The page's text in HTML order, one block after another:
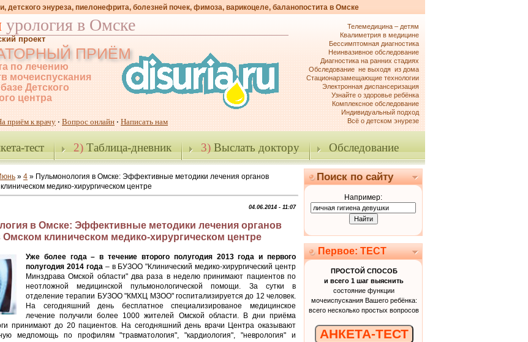
детского энуреза, пиелонефрита, болезней почек, фимоза, варикоцеле, баланопостита в Омске
урология в Омске
проект
ПРИЁМ
по лечению
мочеиспускания
Детского
центра
приём к врачу · Вопрос онлайн · Написать нам
Телемедицина – детям
Квалиметрия в медицине
Бессимптомная диагностика
Неинвазивное обследование
Диагностика на ранних стадиях
Обследование не выходя из дома
Стационарзамещающие технологии
Электронная диспансеризация
Узнайте о здоровье ребёнка
Комплексное обследование
Индивидуальный подход
Всё о детском энурезе
тест 2)Таблица-дневник 3)Выслать доктору Обследование
» 4 » Пульмонология в Омске: Эффективные методики лечения органов
медико-хирургическом центре
04.06.2014 - 11:07
в Омске: Эффективные методики лечения органов
клиническом медико-хирургическом центре
Уже более года – в течение второго полугодия 2013 года и первого
полугодия 2014 года– в БУЗОО "Клинический медико-хирургический центр
Минздрава Омской области" два раза в неделю принимают пациентов по
неотложной медицинской пульмонологической помощи. За сутки в
отделение терапии БУЗОО "КМХЦ МЗОО" госпитализируется до 12 человек.
На сегодняшний день бесплатное специализированое медицинское
лечение получили более 1000 жителей Омской области. В дни приёма
принимают до 20 пациентов. На сегодняшний день врачи Центра оказывают
медпомощь по профилям "травматология", "кардиология", "неврология" и
Поиск по сайту
Например:
Первое: ТЕСТ
ПРОСТОЙ СПОСОБ
и всего 1 шаг выяснить
состояние функции
мочеиспускания Вашего ребёнка:
всего несколько простых вопросов
АНКЕТА-ТЕСТ